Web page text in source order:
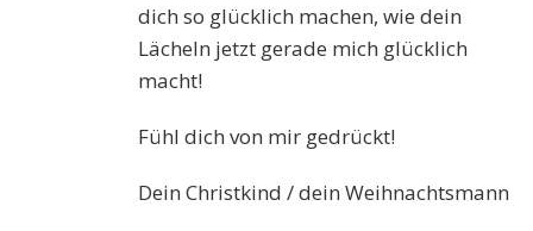
dich so glücklich machen, wie dein
Lächeln jetzt gerade mich glücklich
macht!
Fühl dich von mir gedrückt!
Dein Christkind / dein Weihnachtsmann